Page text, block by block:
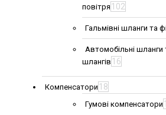
повітря 102
Гальмівні шланги та
Автомобільні шланги
шлангів 16
Компенсатори 18
Гумові компенсатори